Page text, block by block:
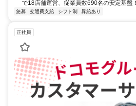
で18店舗運営、従業員数690名の安定基盤
急募 交通費支給 シフト制 昇給あり
正社員